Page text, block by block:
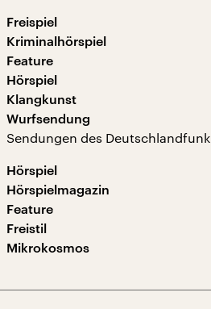
Freispiel
Kriminalhörspiel
Feature
Hörspiel
Klangkunst
Wurfsendung
Sendungen des Deutschlandfunk
Hörspiel
Hörspielmagazin
Feature
Freistil
Mikrokosmos